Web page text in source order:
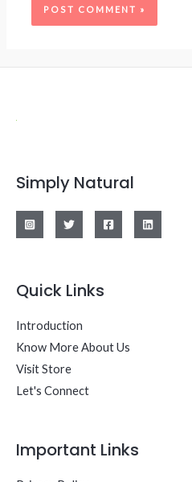
Simply Natural
Quick Links
Introduction
Know More About Us
Visit Store
Let's Connect
Important Links